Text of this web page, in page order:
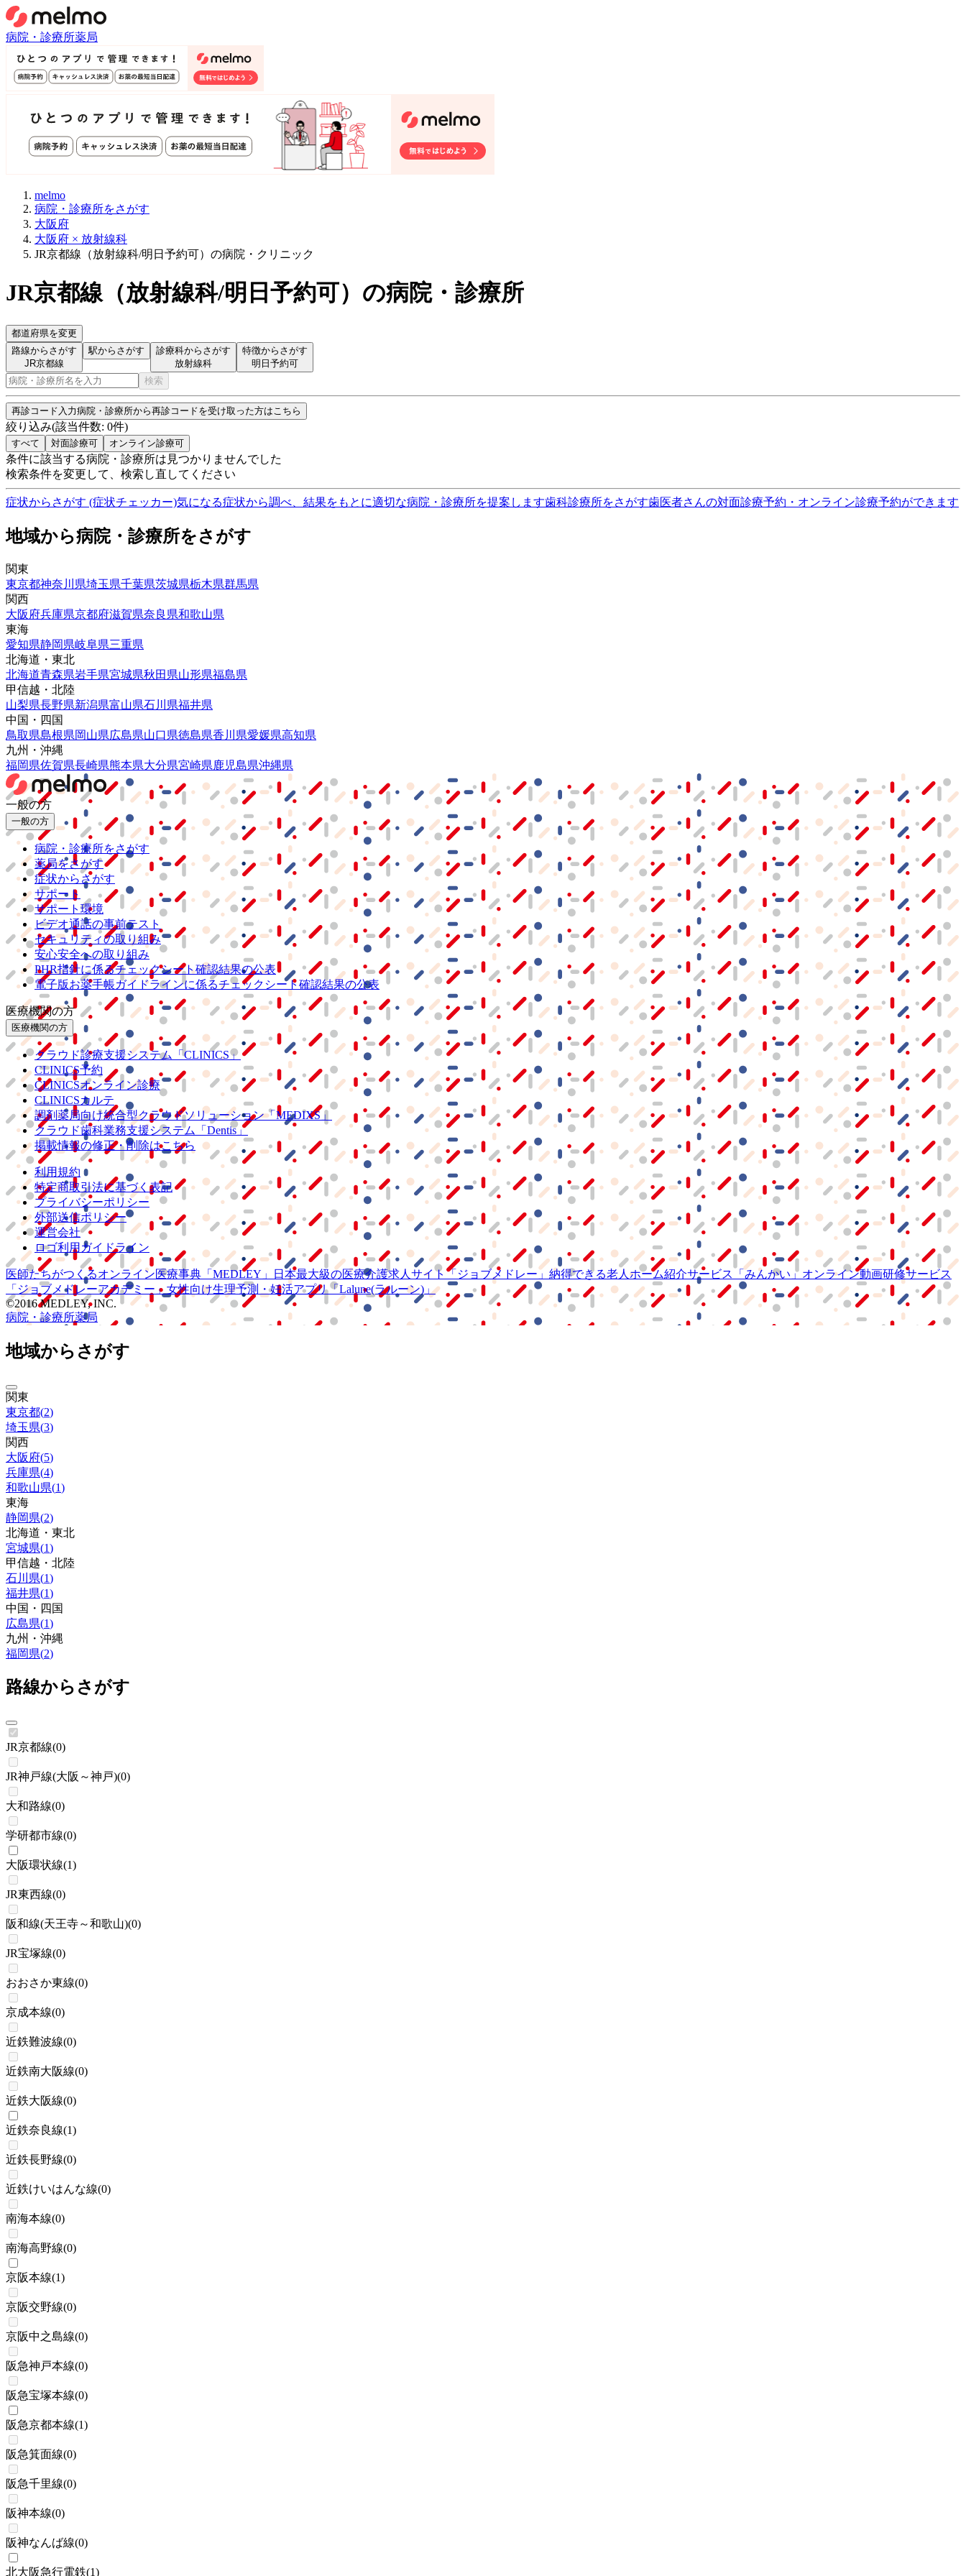
病院・診療所薬局
melmo
病院・診療所をさがす
大阪府
大阪府 × 放射線科
JR京都線（放射線科/明日予約可）の病院・クリニック
JR京都線（放射線科/明日予約可） の病院・診療所
都道府県を変更
路線からさがす
JR京都線
駅からさがす
診療科からさがす
放射線科
特徴からさがす
明日予約可
検索
再診コード入力病院・診療所から再診コードを受け取った方はこちら
絞り込み(該当件数: 0件)
すべて 対面診療可 オンライン診療可
条件に該当する病院・診療所は見つかりませんでした
検索条件を変更して、検索し直してください
症状からさがす (症状チェッカー)気になる症状から調べ、結果をもとに適切な病院・診療所を提案します歯科診療所をさがす歯医者さんの対面診療予約・オンライン診療予約ができます
地域から病院・診療所をさがす
関東
東京都神奈川県埼玉県千葉県茨城県栃木県群馬県
関西
大阪府兵庫県京都府滋賀県奈良県和歌山県
東海
愛知県静岡県岐阜県三重県
北海道・東北
北海道青森県岩手県宮城県秋田県山形県福島県
甲信越・北陸
山梨県長野県新潟県富山県石川県福井県
中国・四国
鳥取県島根県岡山県広島県山口県徳島県香川県愛媛県高知県
九州・沖縄
福岡県佐賀県長崎県熊本県大分県宮崎県鹿児島県沖縄県
一般の方
一般の方
病院・診療所をさがす
薬局をさがす
症状からさがす
サポート
サポート環境
ビデオ通話の事前テスト
セキュリティの取り組み
安心安全への取り組み
PHR指針に係るチェックシート確認結果の公表
電子版お薬手帳ガイドラインに係るチェックシート確認結果の公表
医療機関の方
医療機関の方
クラウド診療支援システム
「CLINICS」
CLINICS予約
CLINICSオンライン診療
CLINICSカルテ
調剤薬局向け統合型クラウドソリューション「MEDIXS」
クラウド歯科業務支援システム
「Dentis」
掲載情報の修正・削除はこちら
利用規約
特定商取引法に基づく表記
プライバシーポリシー
外部送信ポリシー
運営会社
ロゴ利用ガイドライン
医師たちがつくるオンライン医療事典 「MEDLEY」 日本最大級の医療介護求人サイト 「ジョブメドレー」 納得できる老人ホーム紹介サービス 「みんかい」 オンライン動画研修サービス
「ジョブメドレーアカデミー」 女性向け生理予測・妊活アプリ「Lalune(ラルーン)」
©2016 MEDLEY, INC.
病院・診療所薬局
地域からさがす
関東
東京都(2)
埼玉県(3)
関西
大阪府(5)
兵庫県(4)
和歌山県(1)
東海
静岡県(2)
北海道・東北
宮城県(1)
甲信越・北陸
石川県(1)
福井県(1)
中国・四国
広島県(1)
九州・沖縄
福岡県(2)
路線からさがす
JR京都線(0)
JR神戸線(大阪～神戸)(0)
大和路線(0)
学研都市線(0)
大阪環状線(1)
JR東西線(0)
阪和線(天王寺～和歌山)(0)
JR宝塚線(0)
おおさか東線(0)
京成本線(0)
近鉄難波線(0)
近鉄南大阪線(0)
近鉄大阪線(0)
近鉄奈良線(1)
近鉄長野線(0)
近鉄けいはんな線(0)
南海本線(0)
南海高野線(0)
京阪本線(1)
京阪交野線(0)
京阪中之島線(0)
阪急神戸本線(0)
阪急宝塚本線(0)
阪急京都本線(1)
阪急箕面線(0)
阪急千里線(0)
阪神本線(0)
阪神なんば線(0)
北大阪急行電鉄(1)